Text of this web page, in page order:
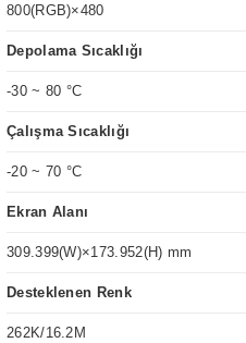
800(RGB)×480
Depolama Sıcaklığı
-30 ~ 80 °C
Çalışma Sıcaklığı
-20 ~ 70 °C
Ekran Alanı
309.399(W)×173.952(H) mm
Desteklenen Renk
262K/16.2M